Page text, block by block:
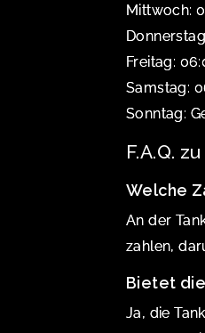
Mittwoch:
Freitag:
Samstag:
Sonntag:
F.A.Q.
Welche
An der
zahlen,
Bietet
Ja, die